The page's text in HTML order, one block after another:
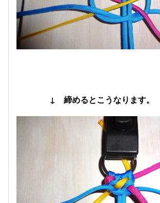
↓ 締めるとこうなります。